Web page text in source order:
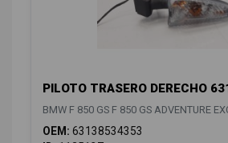
PILOTO TRASERO DERECHO
BMW F 850 GS F 850 GS ADVENTURE
OEM: 63138534353